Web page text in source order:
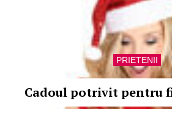
PRIETENII
Cadoul potrivit pentru